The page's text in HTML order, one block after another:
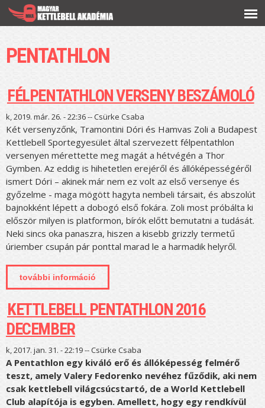
tartalomra
PENTATHLON
FÉLPENTATHLON VERSENY BESZÁMOLÓ
k, 2019. már. 26. - 22:36 --Csürke Csaba
Két versenyzőnk, Tramontini Dóri és Hamvas Zoli a Budapest
Kettlebell Sportegyesület által szervezett félpentathlon
versenyen mérettette meg magát a hétvégén a Thor
Gymben. Az eddig is hihetetlen erejéről és állóképességéről
ismert Dóri – akinek már nem ez volt az első versenye és
győzelme - maga mögött hagyta nembeli társait, és abszolút
bajnokként lépett a dobogó első fokára. Zoli most próbálta ki
először milyen is platformon, bírók előtt bemutatni a tudását.
Neki sincs oka panaszra, hiszen a kisebb grizzly termetű
úriember csupán pár ponttal marad le a harmadik helyről.
további információ
tartalommal kapcsolatosan
KETTLEBELL PENTATHLON 2016
DECEMBER
k, 2017. jan. 31. - 22:19 --Csürke Csaba
A Pentathlon egy kiváló erő és állóképesség felmérő
teszt, amely Valery Fedorenko nevéhez fűződik, aki nem
csak kettlebell világcsúcstartó, de a World Kettlebell
Club alapítója is egyben. Amellett, hogy egy rendkívül